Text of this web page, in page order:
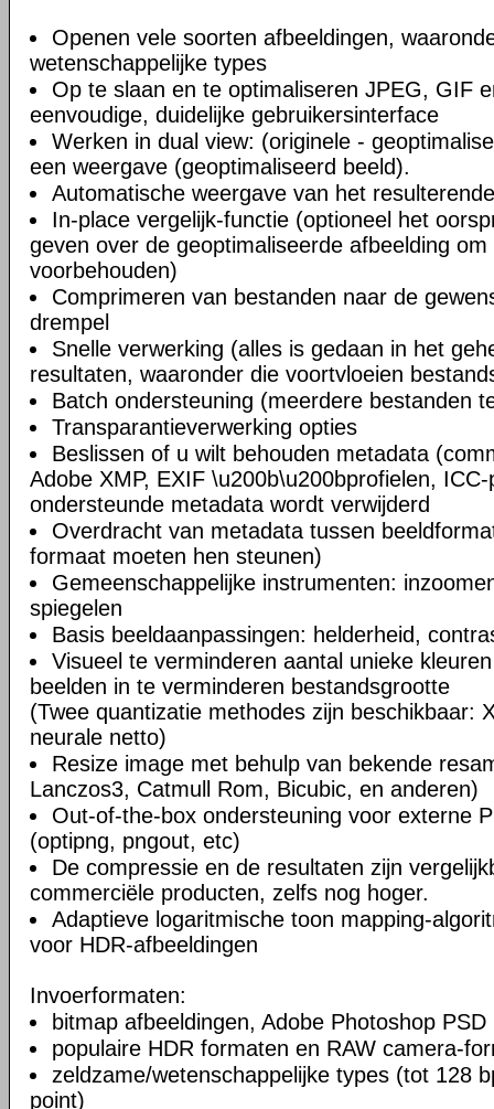
Openen vele soorten afbeeldingen,
wetenschappelijke types
Op te slaan en te optimaliseren JPEG, GIF
eenvoudige, duidelijke gebruikersinterface
Werken in dual view: (originele -
een weergave (geoptimaliseerd beeld).
Automatische weergave van het
In-place vergelijk-functie (optioneel het
geven over de geoptimaliseerde afbeelding
voorbehouden)
Comprimeren van bestanden naar de
drempel
Snelle verwerking (alles is gedaan in het
resultaten, waaronder die voortvloeien
Batch ondersteuning (meerdere bestanden
Transparantieverwerking opties
Beslissen of u wilt behouden metadata
Adobe XMP, EXIF \u200b\u200bprofielen,
ondersteunde metadata wordt verwijderd
Overdracht van metadata tussen
formaat moeten hen steunen)
Gemeenschappelijke instrumenten:
spiegelen
Basis beeldaanpassingen: helderheid,
Visueel te verminderen aantal unieke
beelden in te verminderen bestandsgrootte
(Twee quantizatie methodes zijn beschikbaar:
neurale netto)
Resize image met behulp van bekende
Lanczos3, Catmull Rom, Bicubic, en anderen)
Out-of-the-box ondersteuning voor externe
(optipng, pngout, etc)
De compressie en de resultaten zijn
commerciële producten, zelfs nog hoger.
Adaptieve logaritmische toon mapping-
voor HDR-afbeeldingen
Invoerformaten:
bitmap afbeeldingen, Adobe Photoshop
populaire HDR formaten en RAW camera-
zeldzame/wetenschappelijke types (tot 128
point)